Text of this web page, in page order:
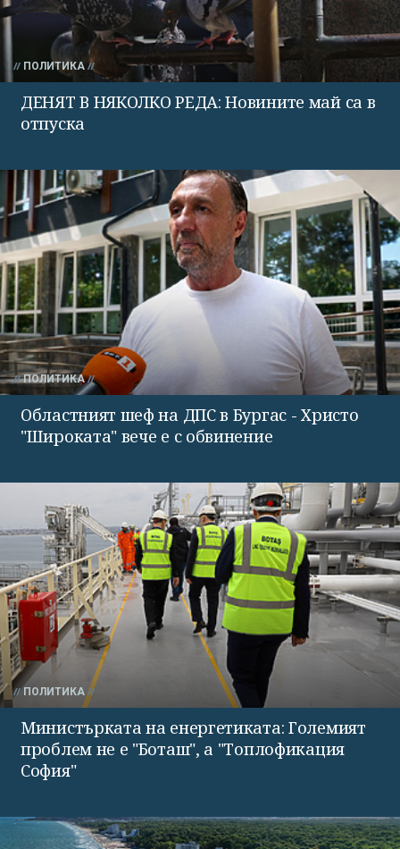
ПОЛИТИКА
ДЕНЯТ В НЯКОЛКО РЕДА: Новините май са в
отпуска
ПОЛИТИКА
Областният шеф на ДПС в Бургас - Христо
"Широката" вече е с обвинение
ПОЛИТИКА
Министърката на енергетиката: Големият
проблем не е "Боташ", а "Топлофикация
София"